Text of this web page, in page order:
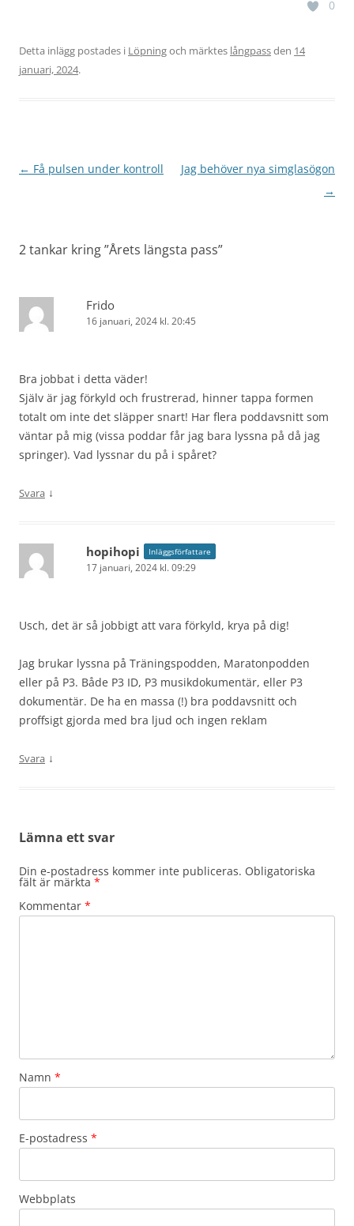
0
Detta inlägg postades i Löpningoch märktes långpassden 14
januari, 2024.
Inläggsnavigering
← Få pulsen under kontroll
Jag behöver nya simglasögon
→
2 tankar kring ”Årets längsta pass”
Frido
16 januari, 2024 kl. 20:45
Bra jobbat i detta väder!
Själv är jag förkyld och frustrerad, hinner tappa formen
totalt om inte det släpper snart! Har flera poddavsnitt som
väntar på mig (vissa poddar får jag bara lyssna på då jag
springer). Vad lyssnar du på i spåret?
Svara ↓
hopihopi Inläggsförfattare
17 januari, 2024 kl. 09:29
Usch, det är så jobbigt att vara förkyld, krya på dig!
Jag brukar lyssna på Träningspodden, Maratonpodden
eller på P3. Både P3 ID, P3 musikdokumentär, eller P3
dokumentär. De ha en massa (!) bra poddavsnitt och
proffsigt gjorda med bra ljud och ingen reklam
Svara ↓
Lämna ett svar
Din e-postadress kommer inte publiceras. Obligatoriska
fält är märkta *
Kommentar *
Namn *
E-postadress *
Webbplats